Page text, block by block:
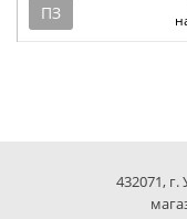
ПЗ
432071,